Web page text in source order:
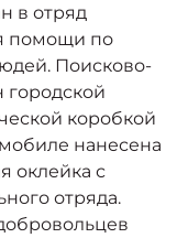
в отряд
помощи по
Поисково-
городской
коробкой
нанесена
оклейка с
отряда.